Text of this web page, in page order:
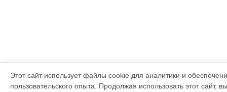
Этот сайт использует файлы cookie для аналитики и
пользовательского опыта. Продолжая использовать этот сайт,